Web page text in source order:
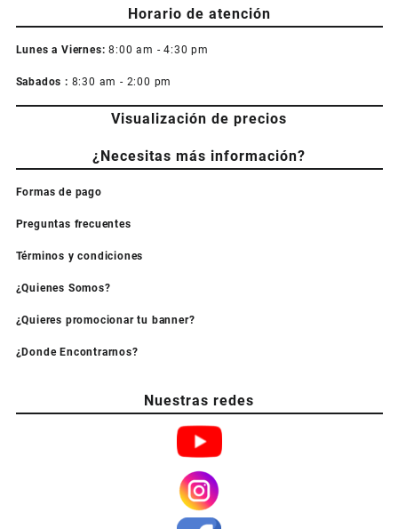
Horario de atención
Lunes a Viernes: 8:00 am - 4:30 pm
Sabados : 8:30 am - 2:00 pm
Visualización de precios
¿Necesitas más información?
Formas de pago
Preguntas frecuentes
Términos y condiciones
¿Quienes Somos?
¿Quieres promocionar tu banner?
¿Donde Encontrarnos?
Nuestras redes